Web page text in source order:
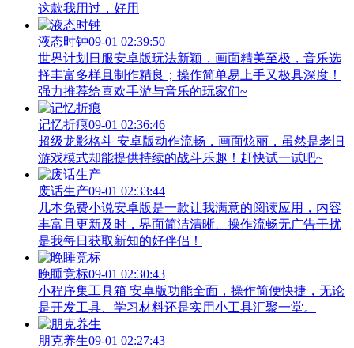
这款我用过，好用
液态时钟09-01 02:39:50
世界计划日服安卓版玩法新颖，画面精美至极，音乐选
择丰富多样且制作精良；操作简单易上手又极具深度！
强力推荐给喜欢手游与音乐的玩家们~
记忆折痕09-01 02:36:46
超级龙影格斗 安卓版动作流畅，画面炫丽，虽然是老旧
游戏模式却能提供持续的战斗乐趣！赶快试一试吧~
废话生产09-01 02:33:44
几本免费小说安卓版是一款让我满意的阅读应用，内容
丰富且更新及时，界面简洁清晰、操作流畅无广告干扰
是我每日获取新知的好伴侣！
晚睡竞标09-01 02:30:43
小程序集工具箱 安卓版功能全面，操作简便快捷，无论
是开发工具、学习材料还是实用小工具汇聚一堂。
朋克养生09-01 02:27:43